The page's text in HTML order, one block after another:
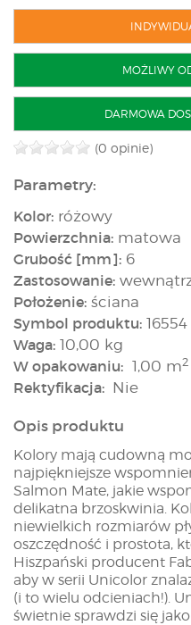
MOŻLIWY
DARMOWA
(0 opinie)
Parametry:
Kolor: różowy
Powierzchnia: matowa
Grubość [mm]: 6
Zastosowanie:
Położenie: ściana
Symbol produktu:
Waga: 10,00 kg
W opakowaniu: 1,00 m2
Rektyfikacja: Nie
Opis produktu
Kolory mają cudowną
najpiękniejsze
Salmon Mate, jakie
delikatna brzoskwinia.
niewielkich rozmiarów
oszczędność i prostota,
Hiszpański producent
aby w serii Unicolor
(i to wielu odcieniach!).
świetnie sprawdzi się